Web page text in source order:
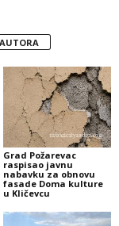
Grad Požarevac
raspisao javnu
nabavku za obnovu
fasade Doma kulture
u Kličevcu